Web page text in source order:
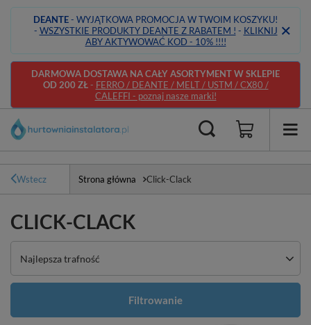
DEANTE- WYJĄTKOWA PROMOCJA W TWOIM KOSZYKU!
- WSZYSTKIE PRODUKTY DEANTE Z RABATEM ! - KLIKNIJ
ABY AKTYWOWAĆ KOD - 10% !!!!
DARMOWA DOSTAWA NA CAŁY ASORTYMENT W SKLEPIE
OD 200 ZŁ- FERRO / DEANTE / MELT / USTM / CX80 /
CALEFFI - poznaj nasze marki!
Wstecz Strona główna Click-Clack
CLICK-CLACK
Zmień sortowanie
Najlepsza trafność
Filtrowanie